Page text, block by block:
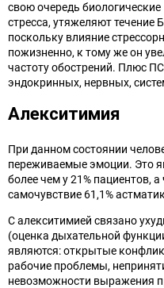
свою очередь
стресса, утяжеляют течение
поскольку влияние
пожизненно, к тому же он
частоту обострений. Плюс
эндокринных, нервных,
Алекситимия
При данном состоянии
переживаемые эмоции. Это
более чем у 21% пациентов,
самочувствие 61,1%
С алекситимией связано
(оценка дыхательной
являются: открытые
рабочие проблемы,
невозможности выражения